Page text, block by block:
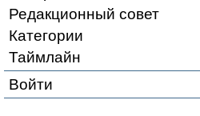
Редакционный совет
Категории
Таймлайн
Войти